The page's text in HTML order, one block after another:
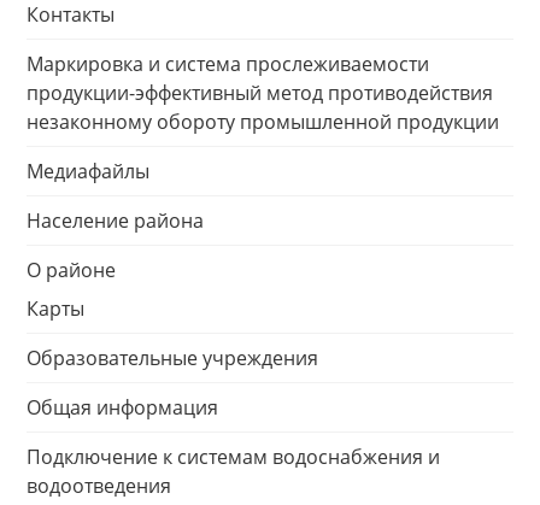
Контакты
Маркировка и система прослеживаемости
продукции-эффективный метод противодействия
незаконному обороту промышленной продукции
Медиафайлы
Население района
О районе
Карты
Образовательные учреждения
Общая информация
Подключение к системам водоснабжения и
водоотведения